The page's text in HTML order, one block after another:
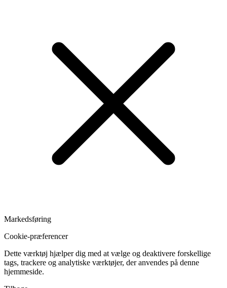
Markedsføring
Cookie-præferencer
Dette værktøj hjælper dig med at vælge og deaktivere forskellige
tags, trackere og analytiske værktøjer, der anvendes på denne
hjemmeside.